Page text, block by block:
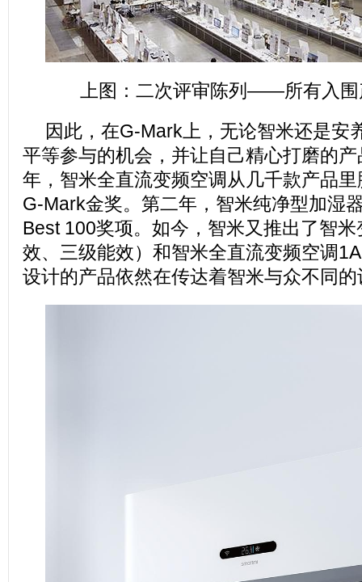
上图：二次评审陈列——所有入
因此，在G-Mark上，无论智米还是安
平等参与的机会，并让自己精心打磨的
年，智米全直流变频空调从几千款产品
G-Mark金奖。第二年，智米纯净型加湿
Best 100奖项。如今，智米又推出了智
效、三级能效）和智米全直流变频空调
设计的产品依然在传达着智米与众不同